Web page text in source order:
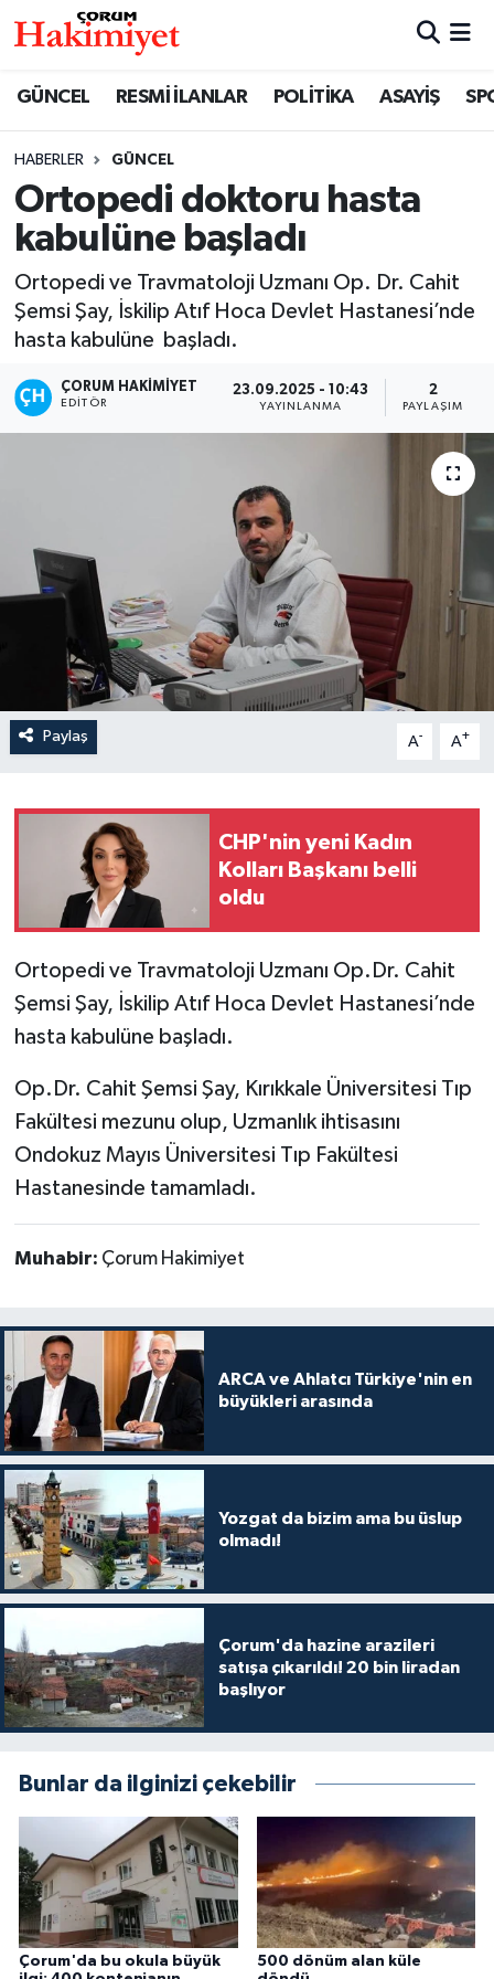
GÜNCEL RESMİ İLANLAR POLİTİKA ASAYİŞ
HABERLER GÜNCEL
Ortopedi doktoru hasta
kabulüne başladı
Ortopedi ve Travmatoloji Uzmanı Op. Dr. Cahit
Şemsi Şay, İskilip Atıf Hoca Devlet Hastanesi’nde
hasta kabulüne başladı.
ÇORUM HAKIMIYET
EDITÖR
23.09.2025 - 10:43
YAYINLANMA
2
PAYLAŞIM
Paylaş A- A+
CHP'nin yeni Kadın
Kolları Başkanı belli
oldu
Ortopedi ve Travmatoloji Uzmanı Op.Dr. Cahit
Şemsi Şay, İskilip Atıf Hoca Devlet Hastanesi’nde
hasta kabulüne başladı.
Op.Dr. Cahit Şemsi Şay, Kırıkkale Üniversitesi Tıp
Fakültesi mezunu olup, Uzmanlık ihtisasını
Ondokuz Mayıs Üniversitesi Tıp Fakültesi
Hastanesinde tamamladı.
Muhabir: Çorum Hakimiyet
ARCA ve Ahlatcı Türkiye'nin en
büyükleri arasında
Yozgat da bizim ama bu üslup
olmadı!
Çorum'da hazine arazileri
satışa çıkarıldı! 20 bin liradan
başlıyor
Bunlar da ilginizi çekebilir
Çorum'da bu okula büyük
500 dönüm alan küle
SAĞLIK
ASAYİŞ
EKONOMİ
OTOPARK
TEKNOLOJİ
Nöbetçi Eczaneler
Çorum Namaz Vakitleri
Trafik Durumu
Süper Lig Puan Durumu ve Fikstür